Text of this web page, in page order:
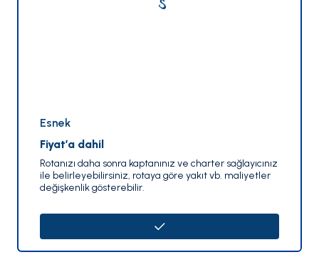
Esnek
Fiyat’a dahil
Rotanızı daha sonra kaptanınız ve charter sağlayıcınız
ile belirleyebilirsiniz, rotaya göre yakıt vb. maliyetler
değişkenlik gösterebilir.